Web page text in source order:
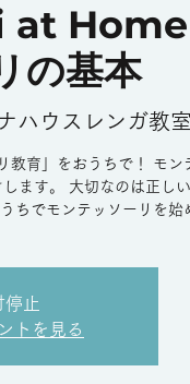
at
の基本
ハウスレンガ教室
教育」をおうちで！ モン
ます。 大切なのは正し
ちでモンテッソーリを始
停止
トを見る